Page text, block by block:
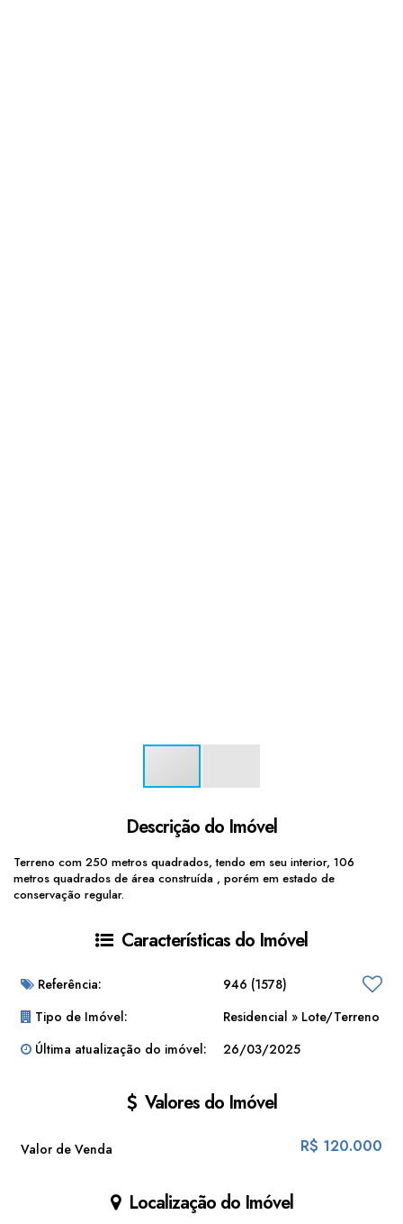
Descrição do Imóvel
Terreno com 250 metros quadrados, tendo em seu interior, 106
metros quadrados de área construída , porém em estado de
conservação regular.
Características do Imóvel
Referência: 946 (1578)
Tipo de Imóvel:
Residencial » Lote/Terreno
Última atualização do imóvel:
26/03/2025
Valores do Imóvel
R$ 120.000
Valor de Venda
Localização do Imóvel